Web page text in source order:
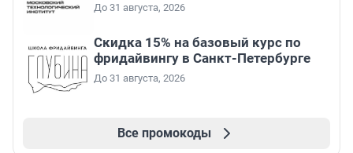
До 31 августа, 2026
Скидка 15% на базовый курс по
фридайвингу в Санкт-Петербурге
До 31 августа, 2026
Все промокоды